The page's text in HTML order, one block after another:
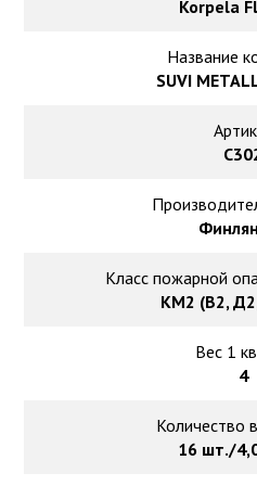
Ковролин оптом
Ковролин под
Korpela
Название
SUVI
Класс пожарной
КМ2 (В2,
Вес 1
4
Количество
16 шт./